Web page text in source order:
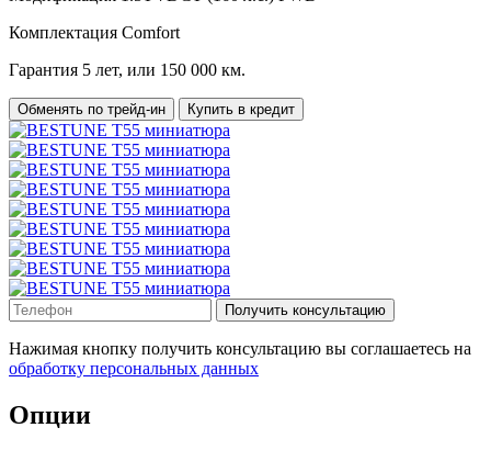
Комплектация Comfort
Гарантия 5 лет, или 150 000 км.
Обменять по трейд-ин Купить в кредит
Получить консультацию
Нажимая кнопку получить консультацию вы соглашаетесь на
обработку персональных данных
Опции